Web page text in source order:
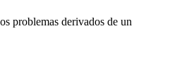
problemas derivados de un